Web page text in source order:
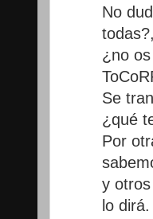
No
¿no
Se
¿qué
Por
y
lo dirá.